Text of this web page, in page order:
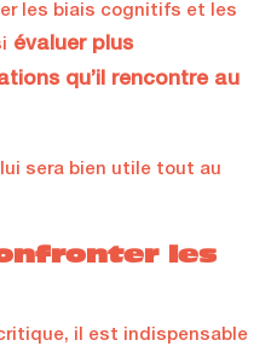
les biais cognitifs et les
évaluer plus
qu’il rencontre au
sera bien utile tout au
les
il est indispensable